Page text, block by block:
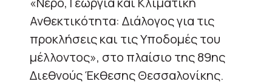
Ανθεκτικότητα: Διάλογος για τις
προκλήσεις και τις Υποδομές του
μέλλοντος», στο πλαίσιο της 89ης
Διεθνούς Έκθεσης Θεσσαλονίκης.